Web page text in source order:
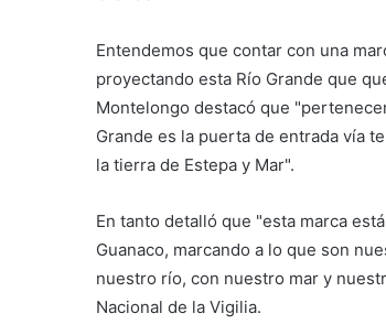
Entendemos que contar con una
proyectando esta Río Grande que
Montelongo destacó que
Grande es la puerta de entrada vía
la tierra de Estepa y Mar".
En tanto detalló que "esta marca
Guanaco, marcando a lo que son
nuestro río, con nuestro mar y
Nacional de la Vigilia.